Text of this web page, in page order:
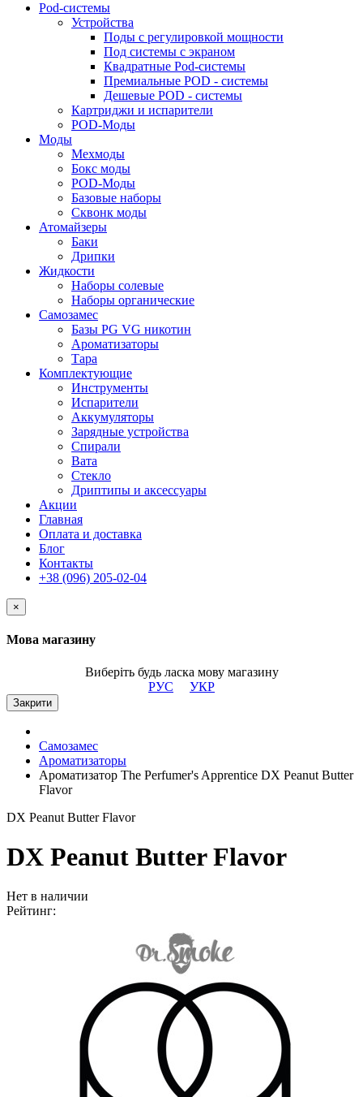
Pod-системы
Устройства
Поды с регулировкой мощности
Под системы с экраном
Квадратные Pod-системы
Премиальные POD - системы
Дешевые POD - системы
Картриджи и испарители
POD-Моды
Моды
Мехмоды
Бокс моды
POD-Моды
Базовые наборы
Сквонк моды
Атомайзеры
Баки
Дрипки
Жидкости
Наборы солевые
Наборы органические
Самозамес
Базы PG VG никотин
Ароматизаторы
Тара
Комплектующие
Инструменты
Испарители
Аккумуляторы
Зарядные устройства
Спирали
Вата
Стекло
Дриптипы и аксессуары
Акции
Главная
Оплата и доставка
Блог
Контакты
+38 (096) 205-02-04
×
Мова магазину
Виберіть будь ласка мову магазину
РУС
УКР
Закрити
Самозамес
Ароматизаторы
Ароматизатор The Perfumer's Apprentice DX Peanut Butter
Flavor
DX Peanut Butter Flavor
DX Peanut Butter Flavor
Нет в наличии
Рейтинг: